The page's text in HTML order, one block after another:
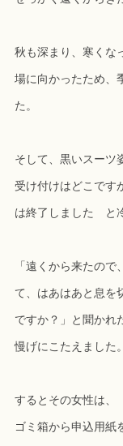
秋も深まり、寒くな
場に向かったため、
た。
そして、黒いスーツ
受け付けはどこで
は終了しました と
「遠くから来たの
て、はあはあと息を
ですか？」と聞かれ
慢げにこたえました。
するとその女性は、
ゴミ箱から申込用紙